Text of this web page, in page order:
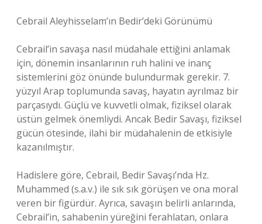
Cebrail Aleyhisselam’ın Bedir’deki Görünümü
Cebrail’in savaşa nasıl müdahale ettiğini anlamak
için, dönemin insanlarının ruh halini ve inanç
sistemlerini göz önünde bulundurmak gerekir. 7.
yüzyıl Arap toplumunda savaş, hayatın ayrılmaz bir
parçasıydı. Güçlü ve kuvvetli olmak, fiziksel olarak
üstün gelmek önemliydi. Ancak Bedir Savaşı, fiziksel
gücün ötesinde, ilahi bir müdahalenin de etkisiyle
kazanılmıştır.
Hadislere göre, Cebrail, Bedir Savaşı’nda Hz.
Muhammed (s.a.v.) ile sık sık görüşen ve ona moral
veren bir figürdür. Ayrıca, savaşın belirli anlarında,
Cebrail’in, sahabenin yüreğini ferahlatan, onlara